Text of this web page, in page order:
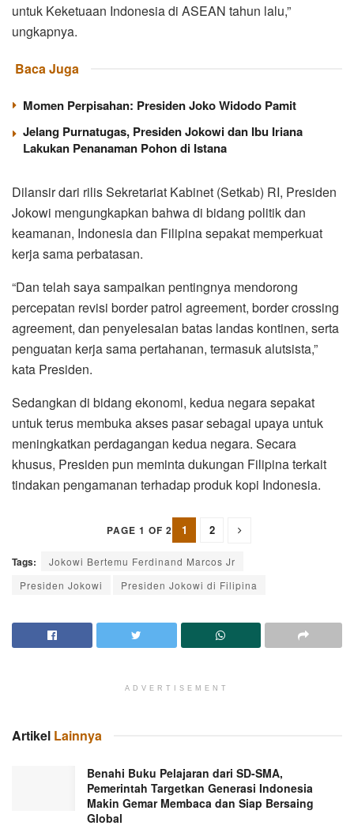
untuk Keketuaan Indonesia di ASEAN tahun lalu,”
ungkapnya.
Baca Juga
Momen Perpisahan: Presiden Joko Widodo Pamit
Jelang Purnatugas, Presiden Jokowi dan Ibu Iriana
Lakukan Penanaman Pohon di Istana
Dilansir dari rilis Sekretariat Kabinet (Setkab) RI, Presiden
Jokowi mengungkapkan bahwa di bidang politik dan
keamanan, Indonesia dan Filipina sepakat memperkuat
kerja sama perbatasan.
“Dan telah saya sampaikan pentingnya mendorong
percepatan revisi border patrol agreement, border crossing
agreement, dan penyelesaian batas landas kontinen, serta
penguatan kerja sama pertahanan, termasuk alutsista,”
kata Presiden.
Sedangkan di bidang ekonomi, kedua negara sepakat
untuk terus membuka akses pasar sebagai upaya untuk
meningkatkan perdagangan kedua negara. Secara
khusus, Presiden pun meminta dukungan Filipina terkait
tindakan pengamanan terhadap produk kopi Indonesia.
PAGE 1 OF 2 1 2
Tags:
Jokowi Bertemu Ferdinand Marcos Jr
Presiden Jokowi
Presiden Jokowi di Filipina
ADVERTISEMENT
Artikel Lainnya
Benahi Buku Pelajaran dari SD-SMA,
Pemerintah Targetkan Generasi Indonesia
Makin Gemar Membaca dan Siap Bersaing
Global